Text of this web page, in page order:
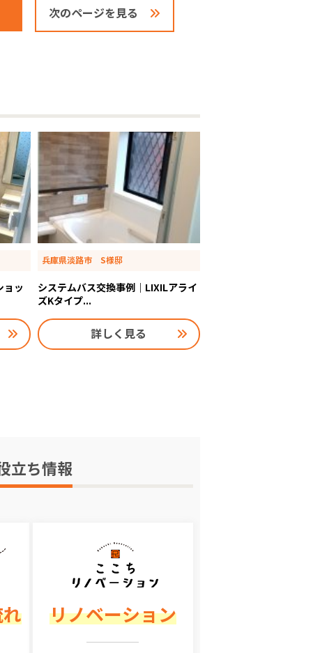
次のページを見る
ョッ
兵庫県淡路市 S様邸
システムバス交換事例｜LIXILアライ
ズKタイプ...
詳しく見る
立ち情報
リノベーション